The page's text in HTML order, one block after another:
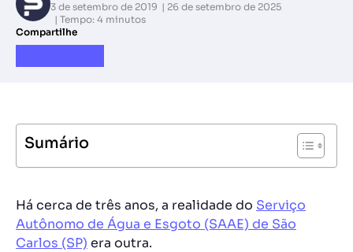
3 de setembro de 2019
26 de setembro de 2025
Tempo: 4 minutos
Compartilhe
Sumário
Há cerca de três anos, a realidade do Serviço
Autônomo de Água e Esgoto (SAAE) de São
Carlos (SP) era outra.